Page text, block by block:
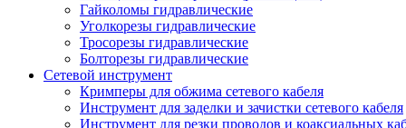
Гайколомы гидравлические
Уголкорезы гидравлические
Тросорезы гидравлические
Болторезы гидравлические
Сетевой инструмент
Кримперы для обжима сетевого кабеля
Инструмент для заделки и зачистки сетевого кабеля
Инструмент для резки проводов и коаксиальных